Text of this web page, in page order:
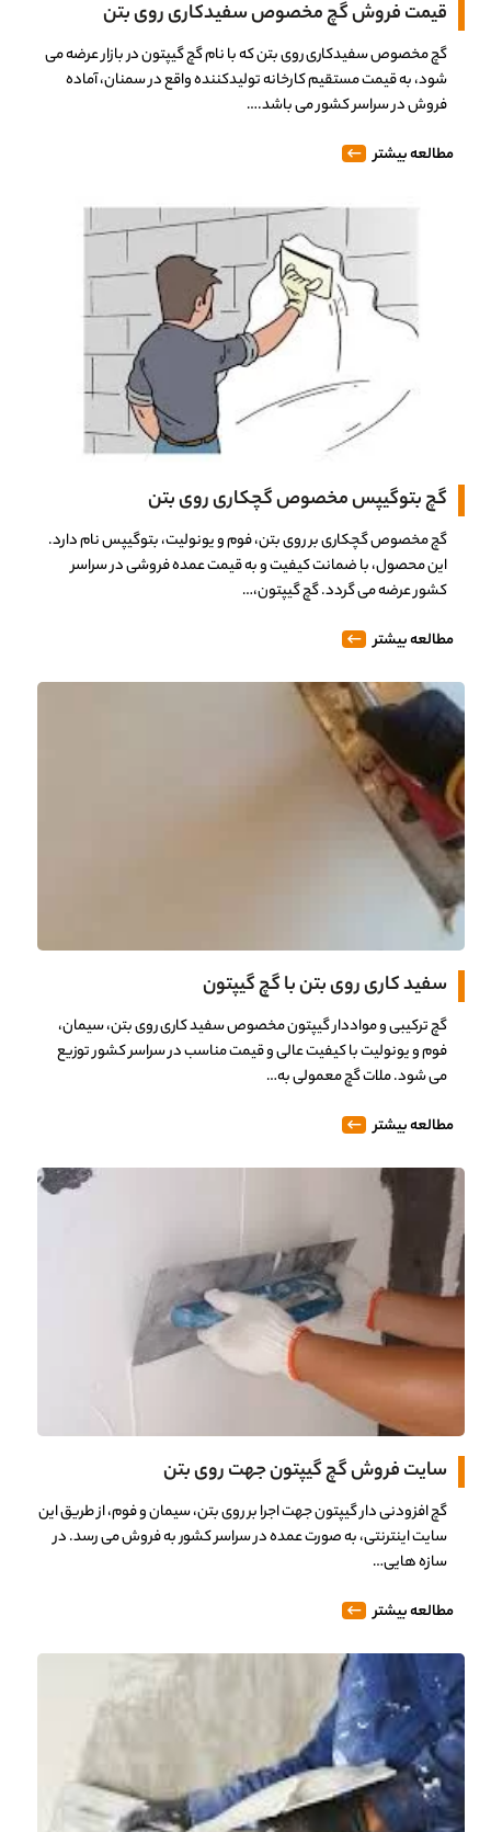
قیمت فروش گچ مخصوص سفیدکاری روی بتن
گچ مخصوص سفیدکاری روی بتن که با نام گچ گیپتون در بازار عرضه می
شود، به قیمت مستقیم کارخانه تولیدکننده واقع در سمنان، آماده
فروش در سراسر کشور می باشد.…
مطالعه بیشتر
گچ بتوگیپس مخصوص گچکاری روی بتن
گچ مخصوص گچکاری بر روی بتن، فوم و یونولیت، بتوگیپس نام دارد.
این محصول، با ضمانت کیفیت و به قیمت عمده فروشی در سراسر
کشور عرضه می گردد. گچ گیپتون،…
مطالعه بیشتر
سفید کاری روی بتن با گچ گیپتون
گچ ترکیبی و مواددار گیپتون مخصوص سفید کاری روی بتن، سیمان،
فوم و یونولیت با کیفیت عالی و قیمت مناسب در سراسر کشور توزیع
می شود. ملات گچ معمولی به…
مطالعه بیشتر
سایت فروش گچ گیپتون جهت روی بتن
گچ افزودنی دار گیپتون جهت اجرا بر روی بتن، سیمان و فوم، از طریق این
سایت اینترنتی، به صورت عمده در سراسر کشور به فروش می رسد. در
سازه هایی…
مطالعه بیشتر